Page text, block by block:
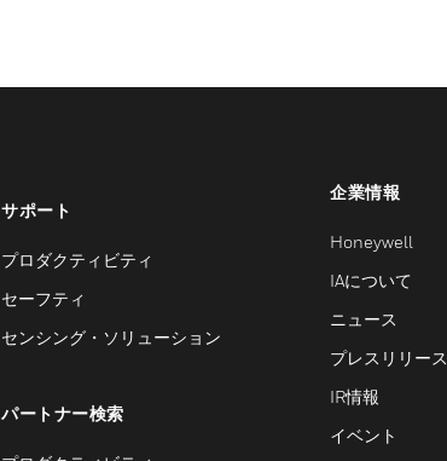
サポート
プロダクティビティ
セーフティ
センシング・ソリューション
パートナー検索
企業情報
Honeywell
IAについて
ニュース
プレスリリース
IR情報
イベント